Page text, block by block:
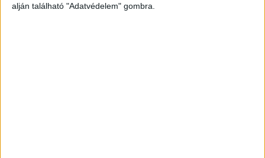
alján található "Adatvédelem" gombra.
kattintva éred el.